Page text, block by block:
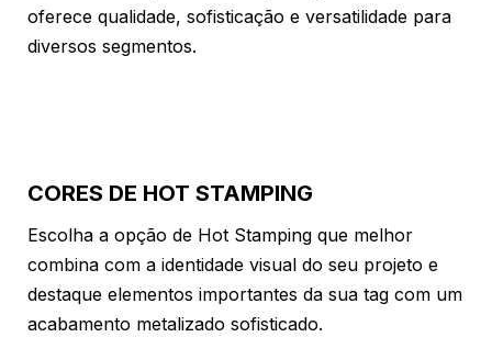
oferece qualidade, sofisticação e versatilidade para
diversos segmentos.
CORES DE HOT STAMPING
Escolha a opção de Hot Stamping que melhor
combina com a identidade visual do seu projeto e
destaque elementos importantes da sua tag com um
acabamento metalizado sofisticado.